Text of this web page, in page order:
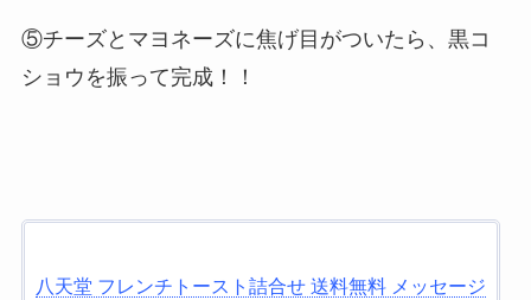
⑤チーズとマヨネーズに焦げ目がついたら、黒コ
ショウを振って完成！！
八天堂 フレンチトースト詰合せ 送料無料 メッセージ